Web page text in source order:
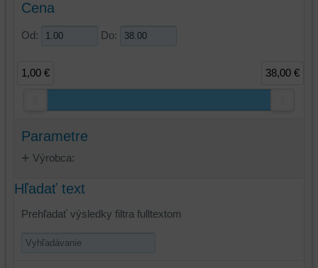
Cena
Od: Do:
1,00 € 38,00 €
Parametre
Výrobca:
Hľadať text
Prehľadať výsledky filtra fulltextom